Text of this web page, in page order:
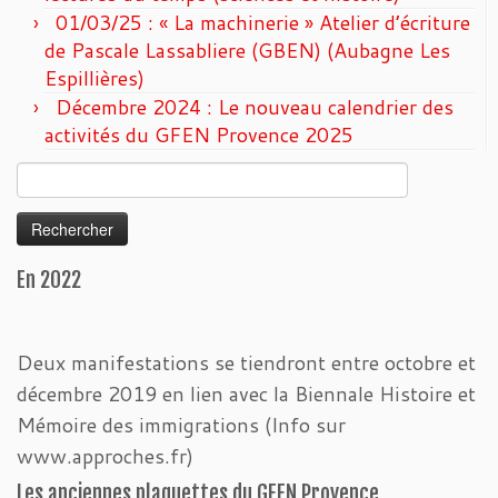
01/03/25 : « La machinerie » Atelier d’écriture
de Pascale Lassabliere (GBEN) (Aubagne Les
Espillières)
Décembre 2024 : Le nouveau calendrier des
activités du GFEN Provence 2025
En 2022
Deux manifestations se tiendront entre octobre et
décembre 2019 en lien avec la Biennale Histoire et
Mémoire des immigrations (Info sur
www.approches.fr)